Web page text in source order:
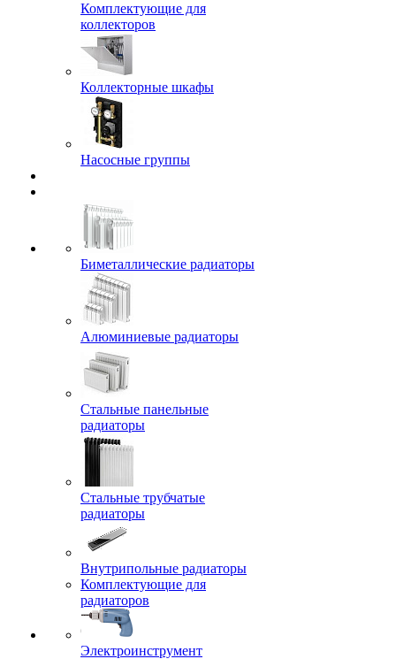
Комплектующие для
коллекторов
Коллекторные шкафы
Насосные группы
Биметаллические радиаторы
Алюминиевые радиаторы
Стальные панельные
радиаторы
Стальные трубчатые
радиаторы
Внутрипольные радиаторы
Комплектующие для
радиаторов
Электроинструмент